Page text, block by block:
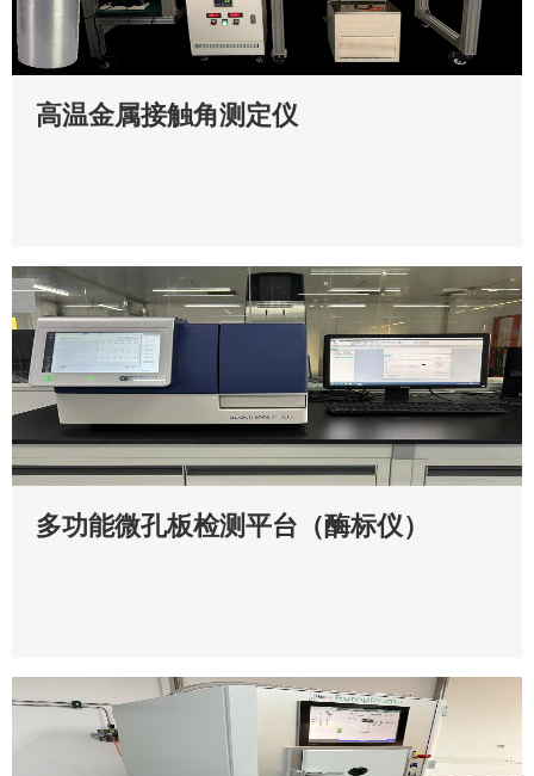
高温金属接触角测定仪
多功能微孔板检测平台（酶标仪）